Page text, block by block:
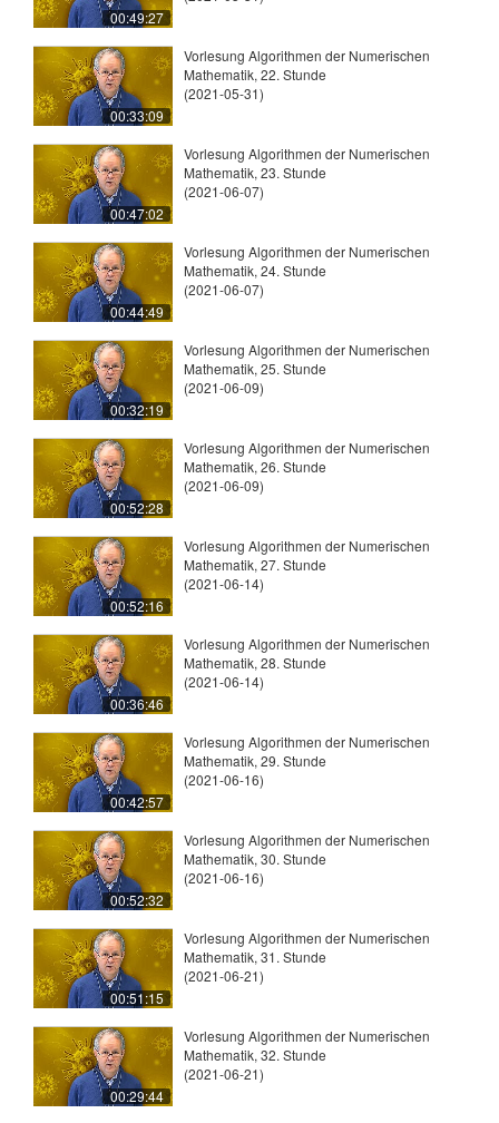
00:49:27
00:33:09
Vorlesung Algorithmen der Numerischen
Mathematik, 22. Stunde
(2021-05-31)
00:47:02
Vorlesung Algorithmen der Numerischen
Mathematik, 23. Stunde
(2021-06-07)
00:44:49
Vorlesung Algorithmen der Numerischen
Mathematik, 24. Stunde
(2021-06-07)
00:32:19
Vorlesung Algorithmen der Numerischen
Mathematik, 25. Stunde
(2021-06-09)
00:52:28
Vorlesung Algorithmen der Numerischen
Mathematik, 26. Stunde
(2021-06-09)
00:52:16
Vorlesung Algorithmen der Numerischen
Mathematik, 27. Stunde
(2021-06-14)
00:36:46
Vorlesung Algorithmen der Numerischen
Mathematik, 28. Stunde
(2021-06-14)
00:42:57
Vorlesung Algorithmen der Numerischen
Mathematik, 29. Stunde
(2021-06-16)
00:52:32
Vorlesung Algorithmen der Numerischen
Mathematik, 30. Stunde
(2021-06-16)
00:51:15
Vorlesung Algorithmen der Numerischen
Mathematik, 31. Stunde
(2021-06-21)
00:29:44
Vorlesung Algorithmen der Numerischen
Mathematik, 32. Stunde
(2021-06-21)